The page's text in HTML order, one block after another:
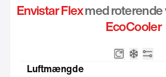
Envistar Flexmed roterende
EcoCooler
Luftmængde